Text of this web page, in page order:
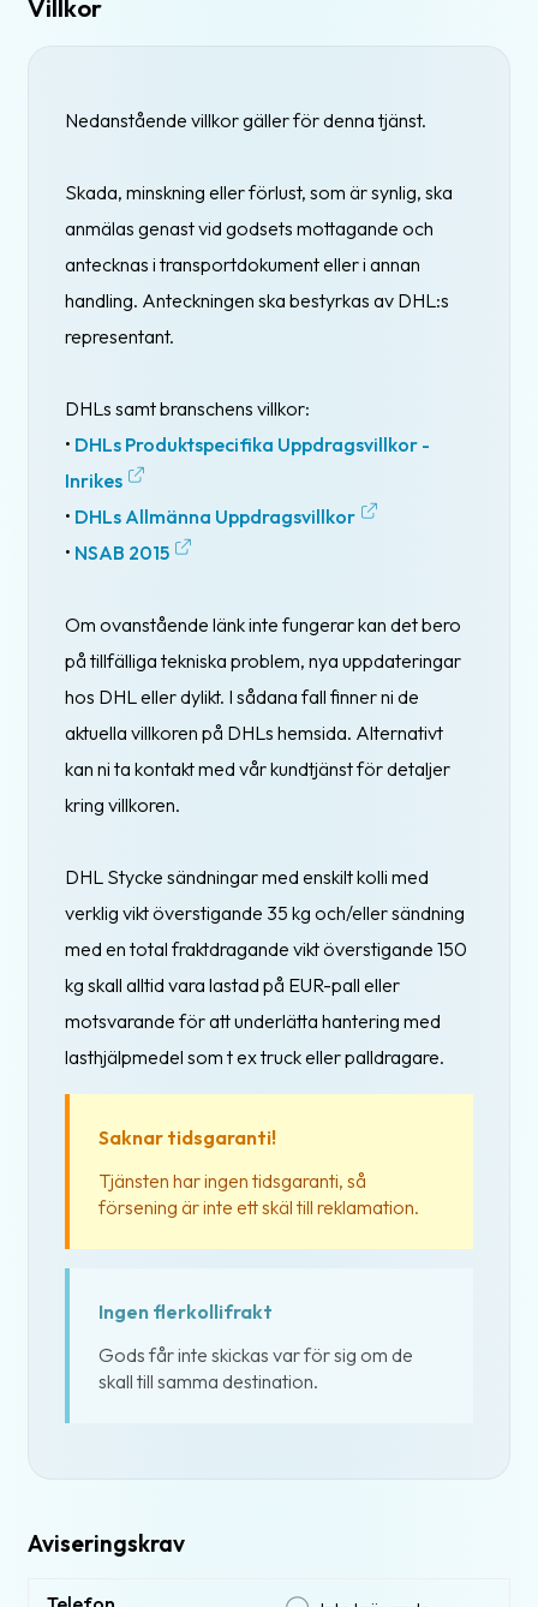
Villkor
Nedanstående villkor gäller för denna tjänst.
Skada, minskning eller förlust, som är synlig, ska
anmälas genast vid godsets mottagande och
antecknas i transportdokument eller i annan
handling. Anteckningen ska bestyrkas av DHL:s
representant.
DHLs samt branschens villkor:
• DHLs Produktspecifika Uppdragsvillkor -
Inrikes
• DHLs Allmänna Uppdragsvillkor
• NSAB 2015
Om ovanstående länk inte fungerar kan det bero
på tillfälliga tekniska problem, nya uppdateringar
hos DHL eller dylikt. I sådana fall finner ni de
aktuella villkoren på DHLs hemsida. Alternativt
kan ni ta kontakt med vår kundtjänst för detaljer
kring villkoren.
DHL Stycke sändningar med enskilt kolli med
verklig vikt överstigande 35 kg och/eller sändning
med en total fraktdragande vikt överstigande 150
kg skall alltid vara lastad på EUR-pall eller
motsvarande för att underlätta hantering med
lasthjälpmedel som t ex truck eller palldragare.
Saknar tidsgaranti!
Tjänsten har ingen tidsgaranti, så
försening är inte ett skäl till reklamation.
Ingen flerkollifrakt
Gods får inte skickas var för sig om de
skall till samma destination.
Aviseringskrav